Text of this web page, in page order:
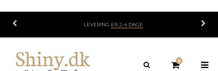
LIVE SALG HVER MANDAG OG TORSDAG
0